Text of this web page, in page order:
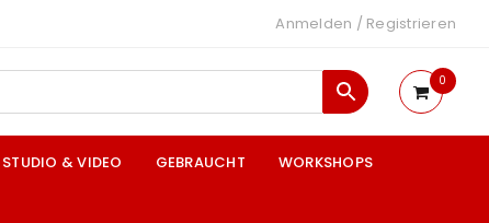
Anmelden / Registrieren
0
STUDIO & VIDEO GEBRAUCHT WORKSHOPS